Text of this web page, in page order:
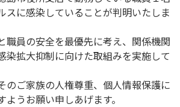
スに感染していることが判明いたしま
職員の安全を最優先に考え、関係機関
染拡大抑制に向けた取組みを実施して
のご家族の人権尊重、個人情報保護に
ようお願い申しあげます。